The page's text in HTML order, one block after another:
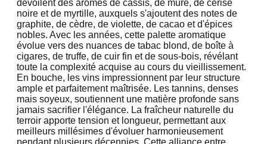
dévoilent des arômes de cassis, de mûre, de cerise
noire et de myrtille, auxquels s'ajoutent des notes de
graphite, de cèdre, de violette, de cacao et d'épices
nobles. Avec les années, cette palette aromatique
évolue vers des nuances de tabac blond, de boîte à
cigares, de truffe, de cuir fin et de sous-bois, révélant
toute la complexité acquise au cours du vieillissement.
En bouche, les vins impressionnent par leur structure
ample et parfaitement maîtrisée. Les tannins, denses
mais soyeux, soutiennent une matière profonde sans
jamais sacrifier l'élégance. La fraîcheur naturelle du
terroir apporte tension et longueur, permettant aux
meilleurs millésimes d'évoluer harmonieusement
pendant plusieurs décennies. Cette alliance entre